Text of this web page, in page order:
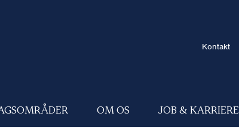
Kontakt
OM OS JOB & KARRIERE